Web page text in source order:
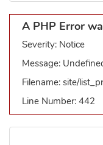
A PHP Error
Severity: Notice
Message:
Filename: site/
Line Number: 442